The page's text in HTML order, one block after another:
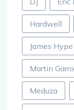
DJ Eric
Hardwell
James Hype
Martin
Meduza